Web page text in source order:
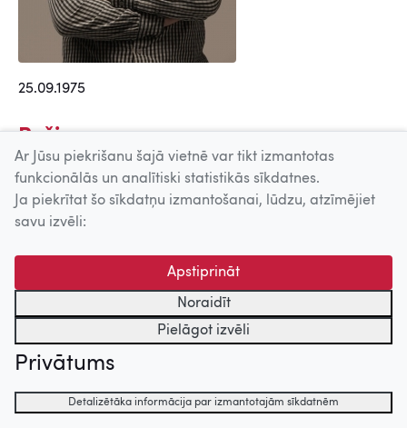
25.09.1975
Režisors
Tūrists (2013)
Darbaļaužu balets (2007)
Sviests (2001)
Citi Ziemassvētki (1996)
Juris Lapinskis - ierakstu karalis
Pilsētnieks (Kowach) (1994)
Ziemassvētki Anglijā (1994)
Ar Jūsu piekrišanu šajā vietnē var tikt izmantotas
funkcionālās un analītiski statistikās sīkdatnes.
Ja piekrītat šo sīkdatņu izmantošanai, lūdzu, atzīmējiet
savu izvēli:
Apstiprināt
Noraidīt
Pielāgot izvēli
Privātums
Detalizētāka informācija par izmantotajām sīkdatnēm